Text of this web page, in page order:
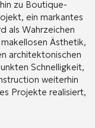
zu Boutique-
ein markantes
als Wahrzeichen
Ästhetik,
architektonischen
Schnelligkeit,
weiterhin
Projekte realisiert,